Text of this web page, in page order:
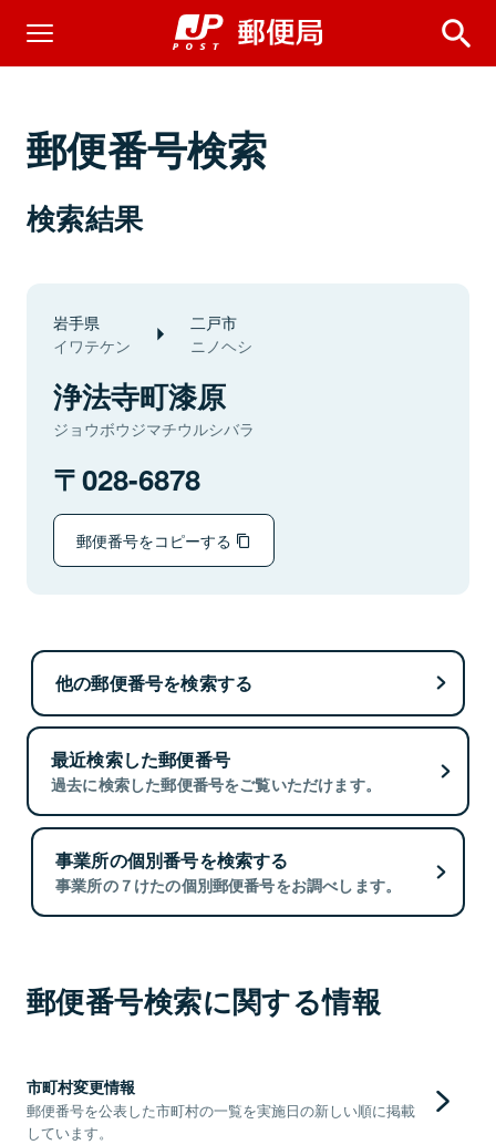
郵便番号検索
検索結果
岩手県
イワテケン
二戸市
ニノヘシ
浄法寺町漆原
ジョウボウジマチウルシバラ
028-6878
郵便番号をコピーする
他の郵便番号を検索する
最近検索した郵便番号
過去に検索した郵便番号をご覧いただけます。
事業所の個別番号を検索する
事業所の７けたの個別郵便番号をお調べします。
郵便番号検索に関する情報
市町村変更情報
郵便番号を公表した市町村の一覧を実施日の新しい順に掲載
しています。